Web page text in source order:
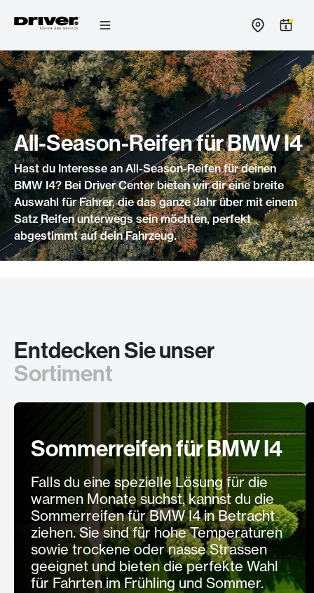
Zum
Inhalt
springen
All-Season-Reifen für BMW I4
Hast du Interesse an All-Season-Reifen für deinen
BMW I4? Bei Driver Center bieten wir dir eine breite
Auswahl für Fahrer, die das ganze Jahr über mit einem
Satz Reifen unterwegs sein möchten, perfekt
abgestimmt auf dein Fahrzeug.
Entdecken Sie unser
Sortiment
Sommerreifen für BMW I4
Falls du eine spezielle Lösung für die
warmen Monate suchst, kannst du die
Sommerreifen für BMW I4 in Betracht
ziehen. Sie sind für hohe Temperaturen
sowie trockene oder nasse Strassen
geeignet und bieten die perfekte Wahl
für Fahrten im Frühling und Sommer.